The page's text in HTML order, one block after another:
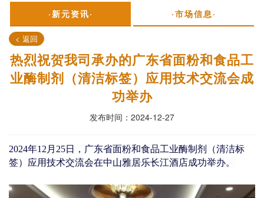
·新元资讯· ·市场信息·
热烈祝贺我司承办的广东省面粉和食品工
业酶制剂（清洁标签）应用技术交流会成
功举办
发布时间：2024-12-27
< 返回
2024年12月25日， 广东省面粉和食品工业酶制剂（清洁标
签）应用技术交流会在中山雅居乐长江酒店成功举办。